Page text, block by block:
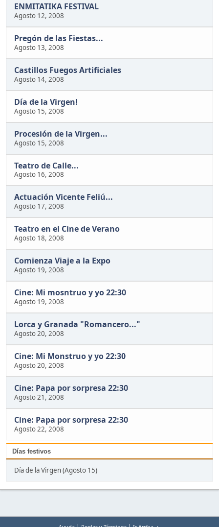
ENMITATIKA FESTIVAL
Agosto 12, 2008
Pregón de las Fiestas...
Agosto 13, 2008
Castillos Fuegos Artificiales
Agosto 14, 2008
Día de la Virgen!
Agosto 15, 2008
Procesión de la Virgen...
Agosto 15, 2008
Teatro de Calle...
Agosto 16, 2008
Actuación Vicente Feliú...
Agosto 17, 2008
Teatro en el Cine de Verano
Agosto 18, 2008
Comienza Viaje a la Expo
Agosto 19, 2008
Cine: Mi mosntruo y yo 22:30
Agosto 19, 2008
Lorca y Granada "Romancero..."
Agosto 20, 2008
Cine: Mi Monstruo y yo 22:30
Agosto 20, 2008
Cine: Papa por sorpresa 22:30
Agosto 21, 2008
Cine: Papa por sorpresa 22:30
Agosto 22, 2008
Días festivos
Día de la Virgen (Agosto 15)